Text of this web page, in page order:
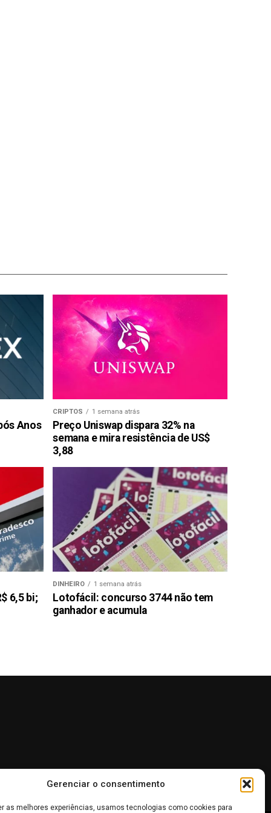
Gerenciar o consentimento
as melhores experiências, usamos tecnologias como cookies para
Anos
CRIPTOS 1 semana atrás
Preço Uniswap dispara 32% na
semana e mira resistência de US$
3,88
6,5 bi;
DINHEIRO 1 semana atrás
Lotofácil: concurso 3744 não tem
ganhador e acumula